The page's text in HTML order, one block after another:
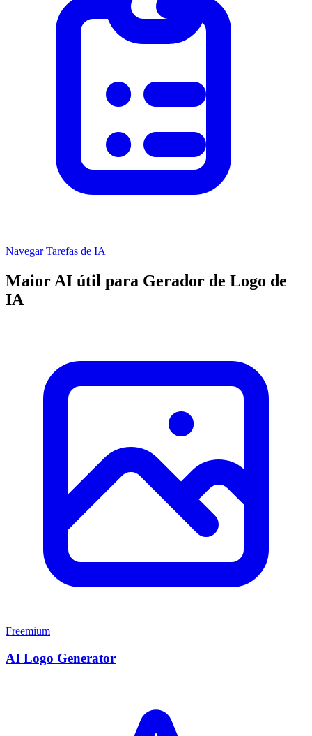
Navegar Tarefas de IA
Maior AI útil para Gerador de Logo de
IA
Freemium
AI Logo Generator